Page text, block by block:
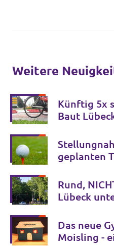
Weitere
Künftig 5x
Baut
geplanten
Rund,
Lübeck
Das neue
Moisling -